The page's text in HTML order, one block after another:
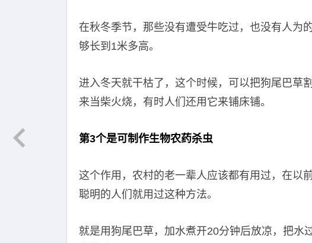
在秋冬季节，那些没有遭受牛吃过，也没有人为
够长到1米多高。
进入冬天就干枯了，这个时候，可以把狗尾巴草
来当柴火烧，有时人们还用它来铺床铺。
第3个是可制作生物农药杀虫
这个作用，农村的老一辈人应该都有用过，在以
聪明的人们就用过这种方法。
就是用狗尾巴草，加水煮开20分钟后放凉，把水